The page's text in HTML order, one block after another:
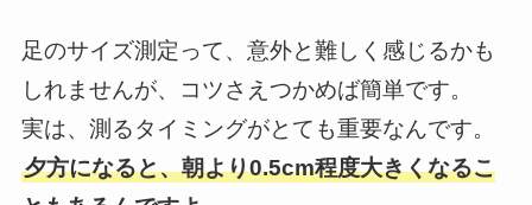
足のサイズ測定って、意外と難しく感じるかも
しれませんが、コツさえつかめば簡単です。
実は、測るタイミングがとても重要なんです。
夕方になると、朝より0.5cm程度大きくなるこ